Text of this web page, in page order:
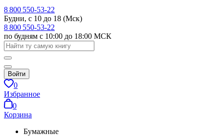
8 800 550-53-22
Будни, с 10 до 18 (Мск)
8 800 550-53-22
по будням с 10:00 до 18:00 МСК
Войти
0
Избранное
0
Корзина
Бумажные